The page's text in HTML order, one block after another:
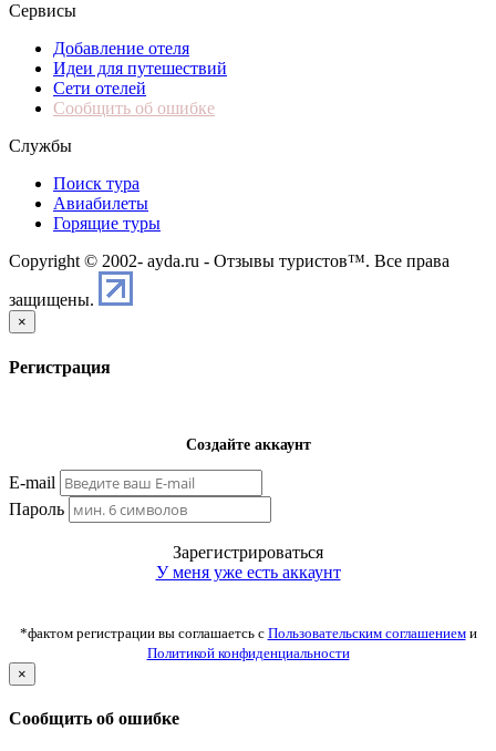
Сервисы
Добавление отеля
Идеи для путешествий
Сети отелей
Сообщить об ошибке
Службы
Поиск тура
Авиабилеты
Горящие туры
Copyright © 2002- ayda.ru - Отзывы туристов™. Все права
защищены.
×
Регистрация
Создайте аккаунт
E-mail
Пароль
Зарегистрироваться
У меня уже есть аккаунт
*фактом регистрации вы соглашаетсь с Пользовательским соглашениеми
Политикой конфиденциальности
×
Сообщить об ошибке